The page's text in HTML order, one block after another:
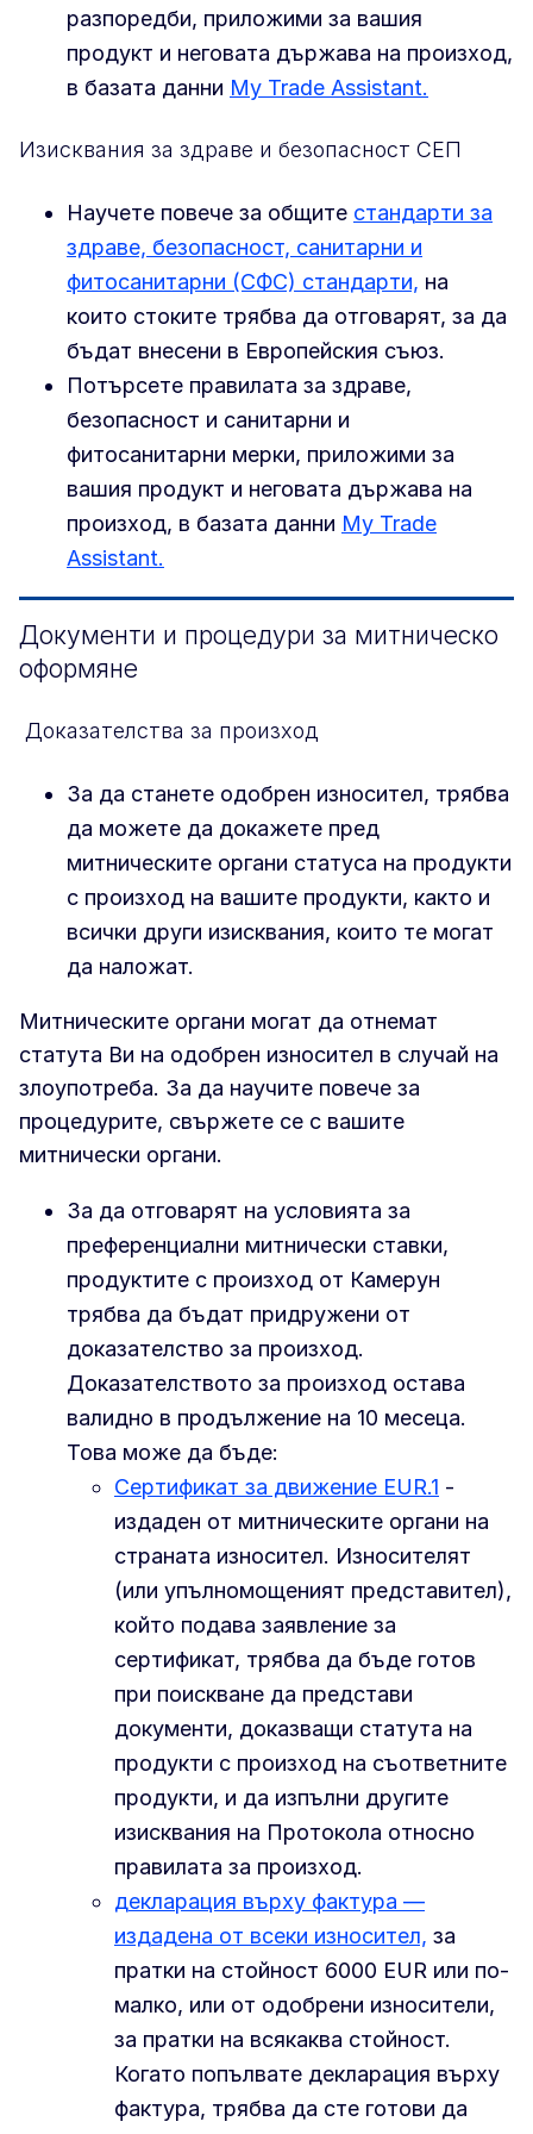
разпоредби, приложими за вашия
продукт и неговата държава на произход,
в базата данни My Trade Assistant.
Изисквания за здраве и безопасност СЕП
Научете повече за общите стандарти за
здраве, безопасност, санитарни и
фитосанитарни (СФС) стандарти, на
които стоките трябва да отговарят, за да
бъдат внесени в Европейския съюз.
Потърсете правилата за здраве,
безопасност и санитарни и
фитосанитарни мерки, приложими за
вашия продукт и неговата държава на
произход, в базата данни My Trade
Assistant.
Документи и процедури за митническо
оформяне
Доказателства за произход
За да станете одобрен износител, трябва
да можете да докажете пред
митническите органи статуса на продукти
с произход на вашите продукти, както и
всички други изисквания, които те могат
да наложат.
Митническите органи могат да отнемат
статута Ви на одобрен износител в случай на
злоупотреба. За да научите повече за
процедурите, свържете се с вашите
митнически органи.
За да отговарят на условията за
преференциални митнически ставки,
продуктите с произход от Камерун
трябва да бъдат придружени от
доказателство за произход.
Доказателството за произход остава
валидно в продължение на 10 месеца.
Това може да бъде:
Сертификат за движение EUR.1 -
издаден от митническите органи на
страната износител. Износителят
(или упълномощеният представител),
който подава заявление за
сертификат, трябва да бъде готов
при поискване да представи
документи, доказващи статута на
продукти с произход на съответните
продукти, и да изпълни другите
изисквания на Протокола относно
правилата за произход.
декларация върху фактура —
издадена от всеки износител, за
пратки на стойност 6000 EUR или по-
малко, или от одобрени износители,
за пратки на всякаква стойност.
Когато попълвате декларация върху
фактура, трябва да сте готови да